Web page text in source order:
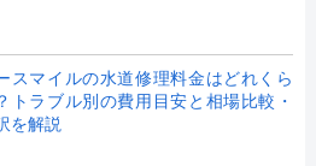
スマイルの水道修理料金はどれくら
トラブル別の費用目安と相場比較・
を解説